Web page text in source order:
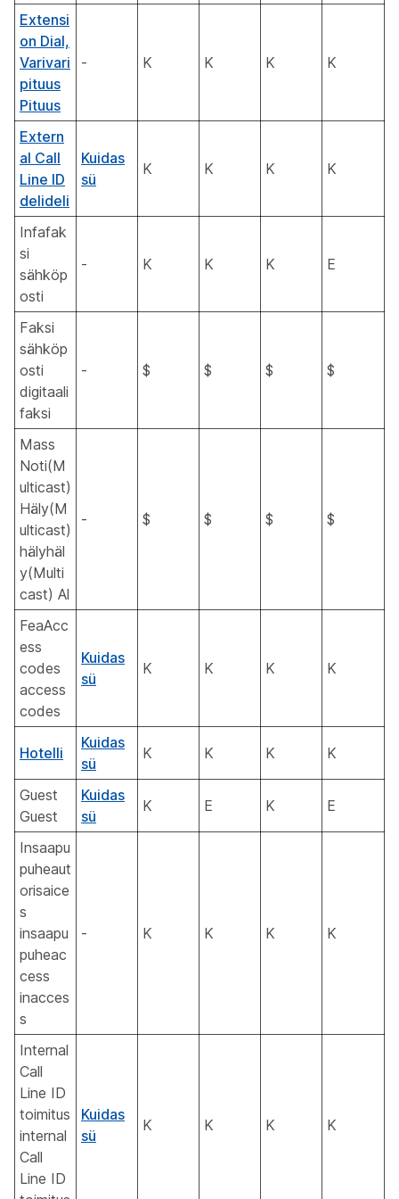
Extensi
on Dial,
Varivari
pituus
Pituus
- K K K K
Extern
al Call
Line ID
delideli
Kuidas
sü
K K K K
Infafak
si
sähköp
osti
- K K K E
Faksi
sähköp
osti
digitaali
faksi
- $ $ $ $
Mass
Noti(M
ulticast)
Häly(M
ulticast)
hälyhäl
y(Multi
cast) Al
- $ $ $ $
FeaAcc
ess
codes
access
codes
Kuidas
sü
K K K K
Hotelli
Kuidas
sü
K K K K
Guest
Guest
Kuidas
sü
K E K E
Insaapu
puheaut
orisaice
s
insaapu
puheac
cess
inacces
s
- K K K K
Internal
Call
Line ID
toimitus
internal
Call
Line ID
Kuidas
sü
K K K K